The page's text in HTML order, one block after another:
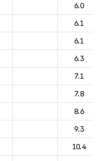
6.0
6.1
6.1
6.3
7.1
7.8
8.6
9.3
10.4